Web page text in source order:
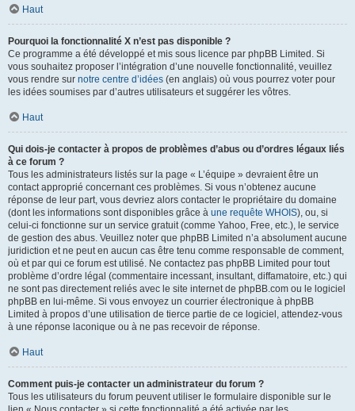
Haut
Pourquoi la fonctionnalité X n’est pas disponible ?
Ce programme a été développé et mis sous licence par phpBB Limited. Si
vous souhaitez proposer l’intégration d’une nouvelle fonctionnalité, veuillez
vous rendre sur notre centre d’idées (en anglais) où vous pourrez voter pour
les idées soumises par d’autres utilisateurs et suggérer les vôtres.
Haut
Qui dois-je contacter à propos de problèmes d’abus ou d’ordres légaux liés
à ce forum ?
Tous les administrateurs listés sur la page « L’équipe » devraient être un
contact approprié concernant ces problèmes. Si vous n’obtenez aucune
réponse de leur part, vous devriez alors contacter le propriétaire du domaine
(dont les informations sont disponibles grâce à une requête WHOIS), ou, si
celui-ci fonctionne sur un service gratuit (comme Yahoo, Free, etc.), le service
de gestion des abus. Veuillez noter que phpBB Limited n’a absolument aucune
juridiction et ne peut en aucun cas être tenu comme responsable de comment,
où et par qui ce forum est utilisé. Ne contactez pas phpBB Limited pour tout
problème d’ordre légal (commentaire incessant, insultant, diffamatoire, etc.) qui
ne sont pas directement reliés avec le site internet de phpBB.com ou le logiciel
phpBB en lui-même. Si vous envoyez un courrier électronique à phpBB
Limited à propos d’une utilisation de tierce partie de ce logiciel, attendez-vous
à une réponse laconique ou à ne pas recevoir de réponse.
Haut
Comment puis-je contacter un administrateur du forum ?
Tous les utilisateurs du forum peuvent utiliser le formulaire disponible sur le